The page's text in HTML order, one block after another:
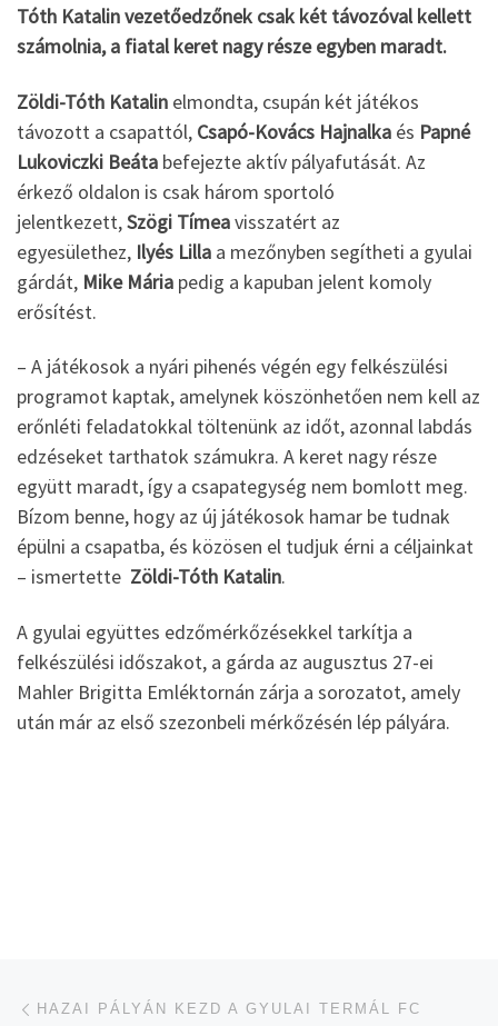
Tóth Katalin vezetőedzőnek csak két távozóval kellett
számolnia, a fiatal keret nagy része egyben maradt.
Zöldi-Tóth Katalin elmondta, csupán két játékos
távozott a csapattól, Csapó-Kovács Hajnalka és Papné
Lukoviczki Beáta befejezte aktív pályafutását. Az
érkező oldalon is csak három sportoló
jelentkezett,Szögi Tímeavisszatért az
egyesülethez, Ilyés Lilla a mezőnyben segítheti a gyulai
gárdát, Mike Mária pedig a kapuban jelent komoly
erősítést.
– A játékosok a nyári pihenés végén egy felkészülési
programot kaptak, amelynek köszönhetően nem kell az
erőnléti feladatokkal töltenünk az időt, azonnal labdás
edzéseket tarthatok számukra. A keret nagy része
együtt maradt, így a csapategység nem bomlott meg.
Bízom benne, hogy az új játékosok hamar be tudnak
épülni a csapatba, és közösen el tudjuk érni a céljainkat
– ismertette Zöldi-Tóth Katalin.
A gyulai együttes edzőmérkőzésekkel tarkítja a
felkészülési időszakot, a gárda az augusztus 27-ei
Mahler Brigitta Emléktornán zárja a sorozatot, amely
után már az első szezonbeli mérkőzésén lép pályára.
Navigálás a bejegyzések között
HAZAI PÁLYÁN KEZD A GYULAI TERMÁL FC